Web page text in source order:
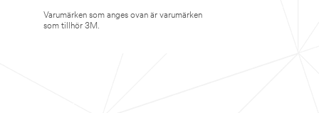
Varumärken som anges ovan är varumärken
som tillhör 3M.